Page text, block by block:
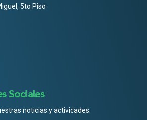
5to Piso
Sociales
noticias y actividades.